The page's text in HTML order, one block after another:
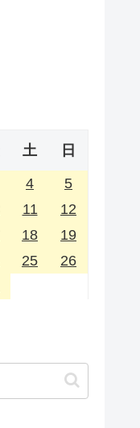
土 日
4
5
11
12
18
19
25
26